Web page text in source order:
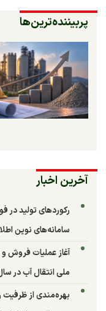
پربیننده‌ترین‌ها
آخرین اخبار
رکوردهای تولید در
سامانه‌های نوین
آغاز عملیات فروش و
ملی انتقال آب در سال
بهره‌مندی از